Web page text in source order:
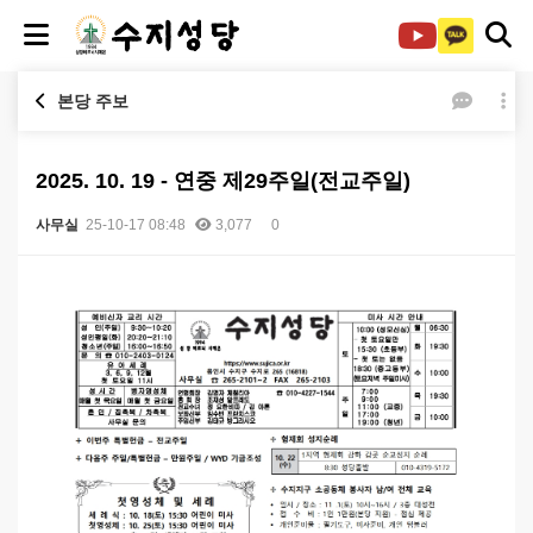
본당 주보
2025. 10. 19 - 연중 제29주일(전교주일)
사무실 25-10-17 08:48 3,077 0